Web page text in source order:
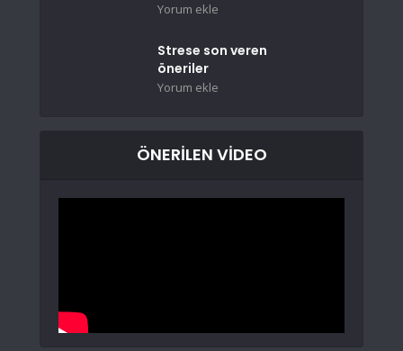
Yorum ekle
Strese son veren
öneriler
Yorum ekle
ÖNERİLEN VİDEO